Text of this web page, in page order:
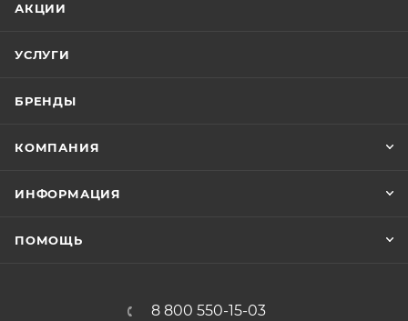
АКЦИИ
УСЛУГИ
БРЕНДЫ
КОМПАНИЯ
ИНФОРМАЦИЯ
ПОМОЩЬ
8 800 550-15-03